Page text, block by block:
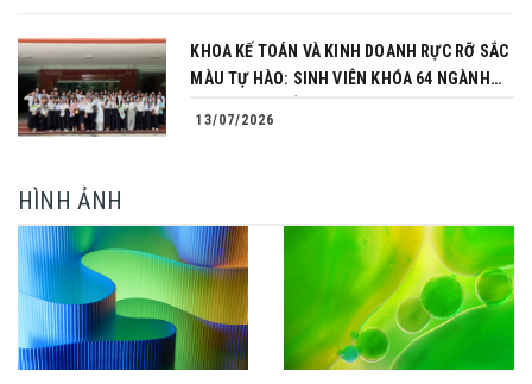
KHOA KẾ TOÁN VÀ KINH DOANH RỰC RỠ SẮC
MÀU TỰ HÀO: SINH VIÊN KHÓA 64 NGÀNH
13/07/2026
HÌNH ẢNH